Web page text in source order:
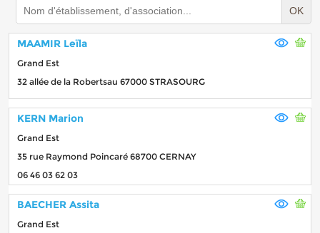
OK
MAAMIR Leïla
Grand Est
32 allée de la Robertsau 67000 STRASOURG
KERN Marion
Grand Est
35 rue Raymond Poincaré 68700 CERNAY
06 46 03 62 03
BAECHER Assita
Grand Est